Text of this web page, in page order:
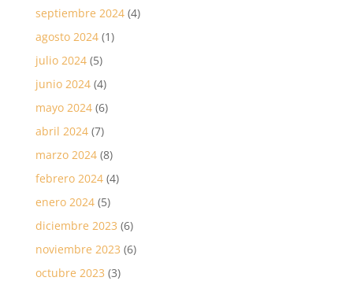
septiembre 2024(4)
agosto 2024(1)
julio 2024(5)
junio 2024(4)
mayo 2024(6)
abril 2024(7)
marzo 2024(8)
febrero 2024(4)
enero 2024(5)
diciembre 2023 (6)
noviembre 2023 (6)
octubre 2023 (3)